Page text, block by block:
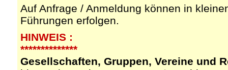
Auf Anfrage / Anmeldung können in
Führungen erfolgen.
HINWEIS :
**************
Gesellschaften, Gruppen, Vereine und